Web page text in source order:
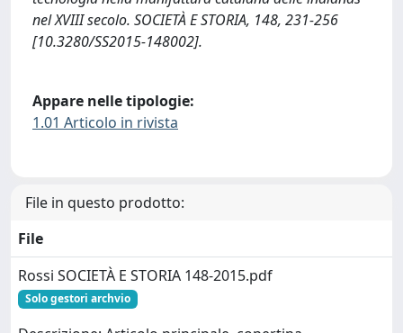
nel XVIII secolo. SOCIETÀ E STORIA, 148, 231-256
[10.3280/SS2015-148002].
Appare nelle tipologie:
1.01 Articolo in rivista
File in questo prodotto:
File
Rossi SOCIETÀ E STORIA 148-2015.pdf
Solo gestori archvio